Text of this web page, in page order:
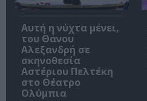
Αυτή η νύχτα μένει,
του Θάνου
Αλεξανδρή σε
σκηνοθεσία
Αστέριου Πελτέκη
στο Θέατρο
Ολύμπια